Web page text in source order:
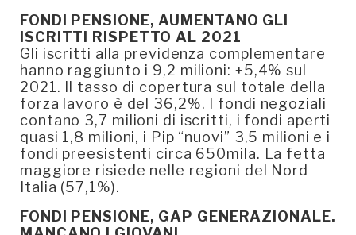
FONDI PENSIONE, AUMENTANO GLI
ISCRITTI RISPETTO AL 2021
Gli iscritti alla previdenza complementare
hanno raggiunto i 9,2 milioni: +5,4% sul
2021. Il tasso di copertura sul totale della
forza lavoro è del 36,2%. I fondi negoziali
contano 3,7 milioni di iscritti, i fondi aperti
quasi 1,8 milioni, i Pip “nuovi” 3,5 milioni e i
fondi preesistenti circa 650mila. La fetta
maggiore risiede nelle regioni del Nord
Italia (57,1%).
FONDI PENSIONE, GAP GENERAZIONALE.